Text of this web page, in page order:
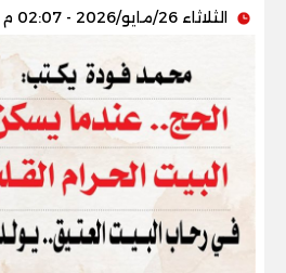
الثلاثاء 26/مايو/2026 - 02:07 م